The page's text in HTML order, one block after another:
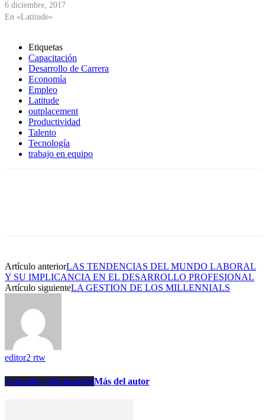
6 diciembre, 2017
En «Latitude»
Etiquetas
Capacitación
Desarrollo de Carrera
Economía
Empleo
Latitude
outplacement
Productividad
Talento
Tecnología
trabajo en equipo
Artículo anteriorLAS TENDENCIAS DEL MUNDO LABORAL
Y SU IMPLICANCIA EN EL DESARROLLO PROFESIONAL
Artículo siguienteLA GESTION DE LOS MILLENNIALS
editor2 rtw
Artículos relacionadosMás del autor